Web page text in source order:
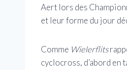
Aert lors des
et leur forme du jour
Comme Wielerflits
cyclocross, d’abord